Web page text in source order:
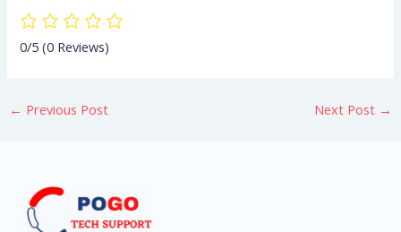
0/5(0 Reviews)
← Previous Post Next Post →